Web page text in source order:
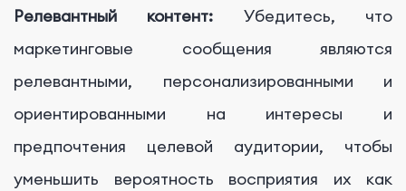
Релевантный контент: Убедитесь, что
маркетинговые сообщения являются
релевантными, персонализированными и
ориентированными на интересы и
предпочтения целевой аудитории, чтобы
уменьшить вероятность восприятия их как